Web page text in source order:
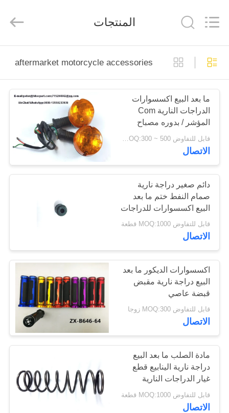
منزل
منتجات
أشرطة
فيديو
معلومات
جولة
المعمل
رقابة
جودة
اطلب
اقتباس
خريطة
الموقع
Export
Co.,Ltd..
Reserved.
المنتجات
aftermarket motorcycle accessories
ما بعد البيع اكسسوارات
الدراجات النارية Com
المؤشر / بدوره مصباح
إشارة الضوء وينكر
قابل للتفاوض MOQ:300 ~ 500 مجموعة
الاتصال
دائم صغير دراجة نارية
صمام النفط ختم ما بعد
البيع اكسسوارات للدراجات
النارية
قابل للتفاوض MOQ:1000 قطعة
الاتصال
اكسسوارات الديكور ما بعد
البيع دراجة نارية مقبض
قبضة عاصي
قابل للتفاوض MOQ:300 زوجا
الاتصال
مادة الصلب ما بعد البيع
دراجة نارية الينابيع قطع
غيار الدراجات النارية
والاكسسوارات
قابل للتفاوض MOQ:1000 قطعة
الاتصال